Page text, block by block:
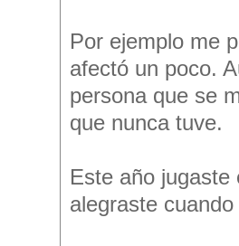
Por ejemplo me
afectó un poco.
persona que se
que nunca tuve.
Este año jugaste
alegraste